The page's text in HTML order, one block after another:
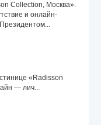
Collection, Москва».
и онлайн-
«Radisson
— лич...